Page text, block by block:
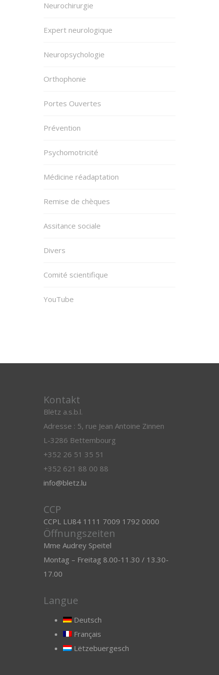
Neurochirurgie
Expert neurologique
Neuropsychologie
Orthophonie
Portes Ouvertes
Prévention
Psychomotricité
Médicine réadaptation
Remise de chèques
Assitance sociale
Divers
Comité scientifique
YouTube
Kontakt
Blëtz a.s.b.l.
Adresse : 5, rue Jean Antoine Zinnen
L-3286 Bettembourg
+352 26 51 35 51
+352 621 88 00 88
info@bletz.lu
CCP
CCPL LU84 1111 7009 1792 0000
Öffnungszeiten
Mme Audrey Speitel
Montag – Freitag 8.00-11.30 / 13.30-
17.00
Langue
Deutsch
Français
Lëtzebuergesch